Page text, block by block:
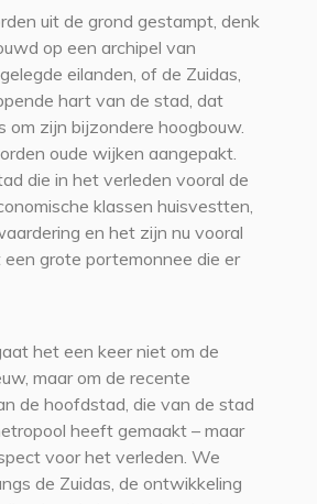
uit de grond gestampt, denk
op een archipel van
eilanden, of de Zuidas,
hart van de stad, dat
om zijn bijzondere hoogbouw.
oude wijken aangepakt.
die in het verleden vooral de
klassen huisvestten,
en het zijn nu vooral
grote portemonnee die er
het een keer niet om de
maar om de recente
de hoofdstad, die van de stad
heeft gemaakt – maar
voor het verleden. We
de Zuidas, de ontwikkeling